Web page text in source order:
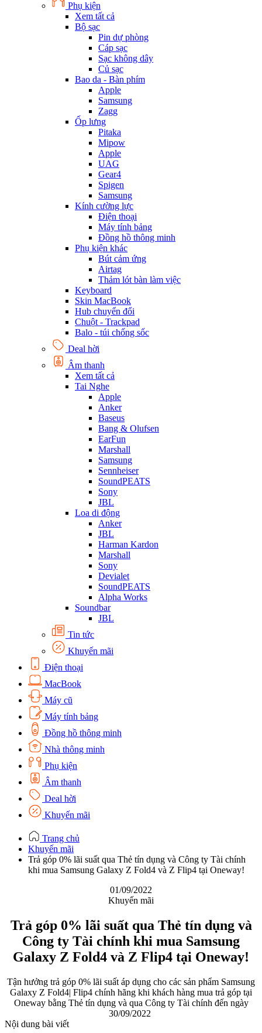
Phụ kiện
Xem tất cả
Bộ sạc
Pin dự phòng
Cáp sạc
Sạc không dây
Củ sạc
Bao da - Bàn phím
Apple
Samsung
Zagg
Ốp lưng
Pitaka
Mipow
Apple
UAG
Gear4
Spigen
Samsung
Kính cường lực
Điện thoại
Máy tính bảng
Đồng hồ thông minh
Phụ kiện khác
Bút cảm ứng
Airtag
Thảm lót bàn làm việc
Keyboard
Skin MacBook
Hub chuyển đổi
Chuột - Trackpad
Balo - túi chống sốc
Deal hời
Âm thanh
Xem tất cả
Tai Nghe
Apple
Anker
Baseus
Bang & Olufsen
EarFun
Marshall
Samsung
Sennheiser
SoundPEATS
Sony
JBL
Loa di động
Anker
JBL
Harman Kardon
Marshall
Sony
Devialet
SoundPEATS
Alpha Works
Soundbar
JBL
Tin tức
Khuyến mãi
Điện thoại
MacBook
Máy cũ
Máy tính bảng
Đồng hồ thông minh
Nhà thông minh
Phụ kiện
Âm thanh
Deal hời
Khuyến mãi
Trang chủ
Khuyến mãi
Trả góp 0% lãi suất qua Thẻ tín dụng và Công ty Tài chính
khi mua Samsung Galaxy Z Fold4 và Z Flip4 tại Oneway!
01/09/2022
Khuyến mãi
Trả góp 0% lãi suất qua Thẻ tín dụng và
Công ty Tài chính khi mua Samsung
Galaxy Z Fold4 và Z Flip4 tại Oneway!
Tận hưởng trả góp 0% lãi suất áp dụng cho các sản phẩm Samsung
Galaxy Z Fold4| Flip4 chính hãng khi khách hàng mua trả góp tại
Oneway bằng Thẻ tín dụng và qua Công ty Tài chính đến ngày
30/09/2022
Nội dung bài viết